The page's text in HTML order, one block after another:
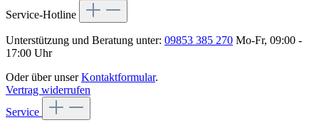
Service-Hotline
Unterstützung und Beratung unter: 09853 385 270 Mo-Fr, 09:00 -
17:00 Uhr
Oder über unserKontaktformular.
Vertrag widerrufen
Service